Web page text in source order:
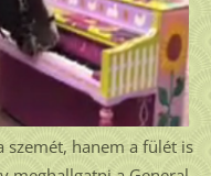
szemét, hanem a fülét is